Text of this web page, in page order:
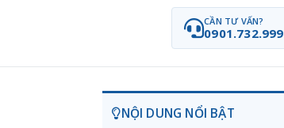
CẦN TƯ VẤN?
0901.732.999
NỘI DUNG NỔI BẬT